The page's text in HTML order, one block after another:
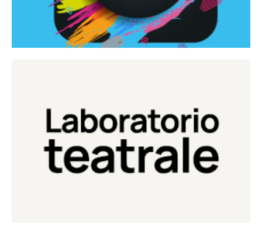
Laboratorio Teatrale
Laboratorio di teatro del Teatro Eduardo de Filippo
Continua